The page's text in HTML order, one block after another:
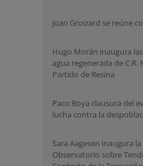
Joan Groizard se reúne
Hugo Morán inaugura
agua regenerada de C.R.
Partido de Resina
Paco Boya clausura del
lucha contra la
Sara Aagesen inaugura
Observatorio sobre